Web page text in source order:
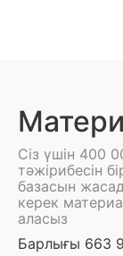
Сіз үшін 400
тәжірибесін
базасын
керек
аласыз
Барлығы 663